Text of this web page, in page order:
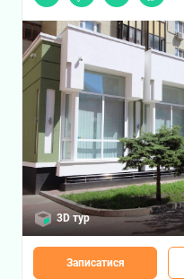
3D тур
Записатися